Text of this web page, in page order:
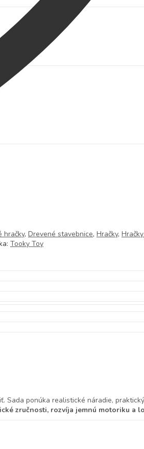
hračky, Drevené stavebnice, Hračky,
Tooky Toy
Sada ponúka realistické náradie,
zručnosti, rozvíja jemnú motoriku a